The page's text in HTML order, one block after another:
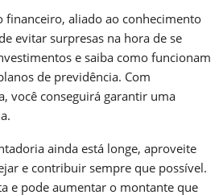
financeiro, aliado ao conhecimento
evitar surpresas na hora de se
e saiba como funcionam
de previdência. Com
você conseguirá garantir uma
ainda está longe, aproveite
e contribuir sempre que possível.
e pode aumentar o montante que